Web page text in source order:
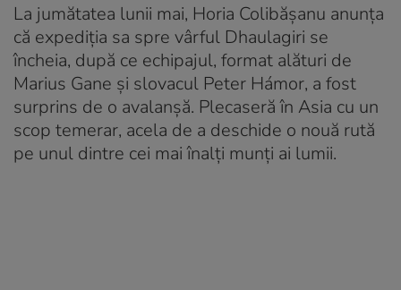
La jumătatea lunii mai, Horia Colibășanu anunța
că expediția sa spre vârful Dhaulagiri se
încheia, după ce echipajul, format alături de
Marius Gane și slovacul Peter Hámor, a fost
surprins de o avalanșă. Plecaseră în Asia cu un
scop temerar, acela de a deschide o nouă rută
pe unul dintre cei mai înalți munți ai lumii.